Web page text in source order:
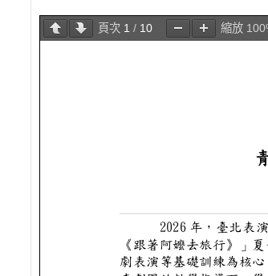
頁次 1 / 10 縮放